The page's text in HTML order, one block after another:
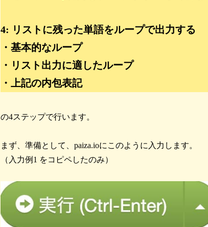
4: リストに残った単語をループで出力する
・基本的なループ
・リスト出力に適したループ
・上記の内包表記
の4ステップで行います。
まず、準備として、paiza.ioにこのように入力します。
（入力例1 をコピペしたのみ）